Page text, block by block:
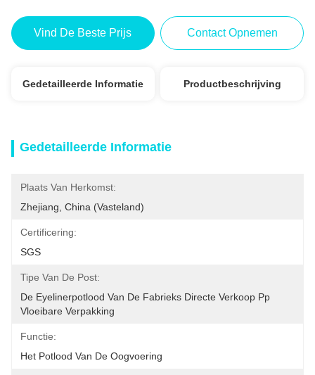
Vind De Beste Prijs Contact Opnemen
Gedetailleerde Informatie Productbeschrijving
Gedetailleerde Informatie
Plaats Van Herkomst:
Zhejiang, China (vasteland)
Certificering:
SGS
Tipe Van De Post:
De Eyelinerpotlood Van De Fabrieks Directe Verkoop Pp
Vloeibare Verpakking
Functie:
Het Potlood Van De Oogvoering